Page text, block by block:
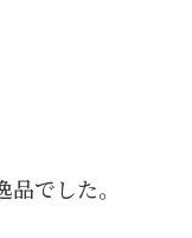
でした。